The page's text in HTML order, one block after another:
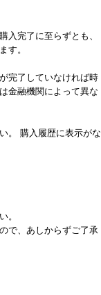
入完了に至らずとも、
す。
完了していなければ時
金融機関によって異な
。 購入履歴に表示がな
。
で、あしからずご了承